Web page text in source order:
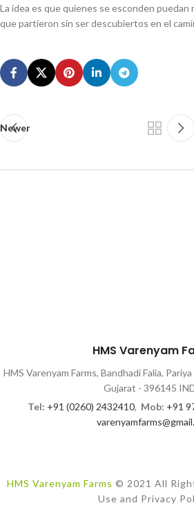
La idea es que quienes se esconden puedan
que partieron sin ser descubiertos en el
Newer
HMS Varenyam
HMS Varenyam Farms, Bandhadi Falia,
Gujarat - 396145
Tel: +91 (0260) 2432410, Mob: +91
HMS Varenyam Farms © 2021 All
Use and Privacy